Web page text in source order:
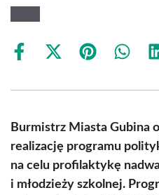
Share
Share
(Twitter)
Share Share
Burmistrz Miasta Gubina
realizację programu
na celu profilaktykę
i młodzieży szkolnej.